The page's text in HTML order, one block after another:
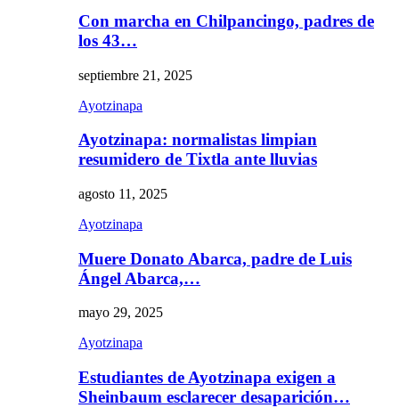
Con marcha en Chilpancingo, padres de
los 43…
septiembre 21, 2025
Ayotzinapa
Ayotzinapa: normalistas limpian
resumidero de Tixtla ante lluvias
agosto 11, 2025
Ayotzinapa
Muere Donato Abarca, padre de Luis
Ángel Abarca,…
mayo 29, 2025
Ayotzinapa
Estudiantes de Ayotzinapa exigen a
Sheinbaum esclarecer desaparición…